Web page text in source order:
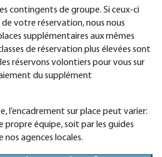
contingents de groupe. Si ceux-ci
votre réservation, nous nous
supplémentaires aux mêmes
de réservation plus élevées sont
réservons volontiers pour vous sur
du supplément
l’encadrement sur place peut varier:
propre équipe, soit par les guides
nos agences locales.